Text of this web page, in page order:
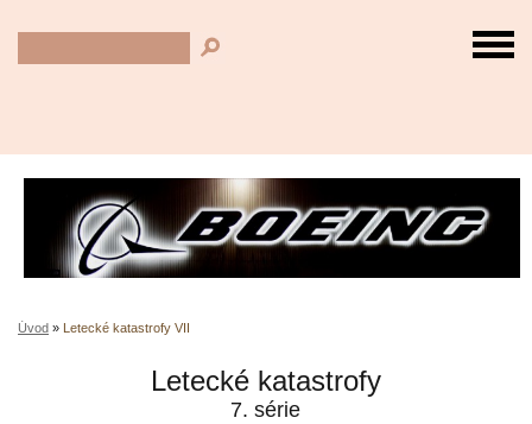
Úvod » Letecké katastrofy VII
Letecké katastrofy
7. série